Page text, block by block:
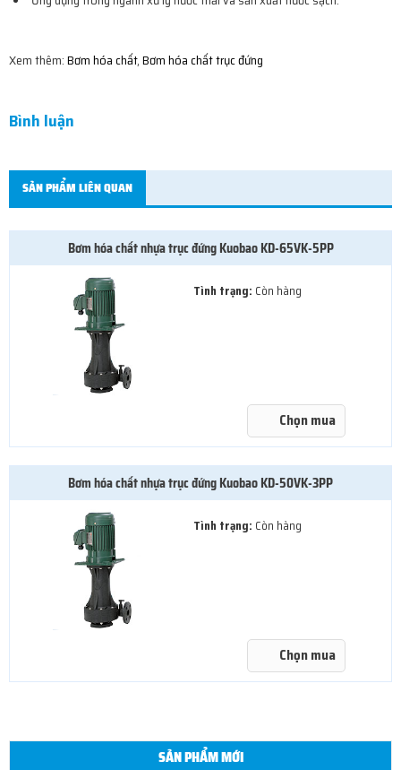
Xem thêm:Bơm hóa chất,Bơm hóa chất trục đứng
Bình luận
SẢN PHẨM LIÊN QUAN
Bơm hóa chất nhựa trục đứng Kuobao KD-65VK-5PP
Tình trạng: Còn hàng
Chọn mua
Bơm hóa chất nhựa trục đứng Kuobao KD-50VK-3PP
Tình trạng: Còn hàng
Chọn mua
SẢN PHẨM MỚI